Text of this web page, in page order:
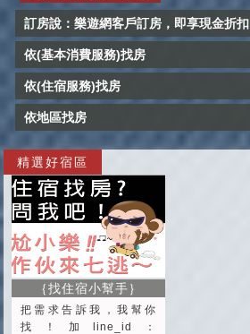
訂房說：樂遊網客戶訂房，即享現金折扣
依(基本消費服務)找房
依(住宿服務)找房
依地區找房
精選好宿區
｛找住宿小幫手｝
把需求告訴我，我幫你
找！加line_id：